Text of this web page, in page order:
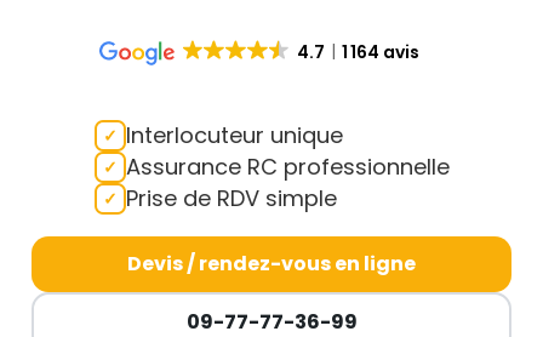
4.7 1 164 avis
Interlocuteur unique
Assurance RC professionnelle
Prise de RDV simple
Devis / rendez-vous en ligne
09-77-77-36-99